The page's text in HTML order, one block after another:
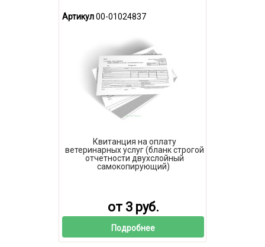
Артикул00-01024837
Квитанция на оплату
ветеринарных услуг (бланк строгой
отчетности двухслойный
самокопирующий)
от 3 руб.
Подробнее